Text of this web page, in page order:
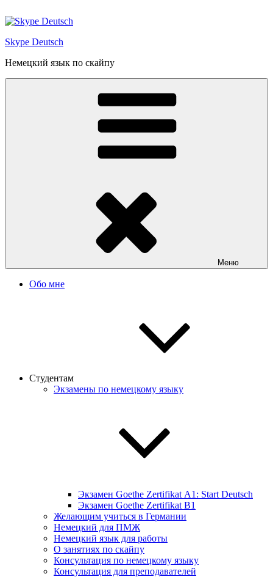
к
Skype Deutsch
Немецкий язык по скайпу
Меню
Обо мне
Студентам
Экзамены по немецкому языку
Экзамен Goethe Zertifikat А1: Start Deutsch
Экзамен Goethe Zertifikat B1
Желающим учиться в Германии
Немецкий для ПМЖ
Немецкий язык для работы
О занятиях по скайпу
Консультация по немецкому языку
Консультация для преподавателей